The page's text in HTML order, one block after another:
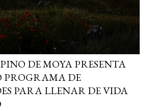
DE MOYA PRESENTA
DE
PARA LLENAR DE VIDA